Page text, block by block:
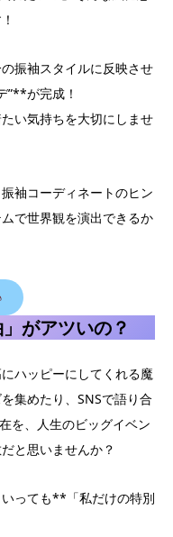
振袖スタイルに反映させ
”**が完成！
い気持ちを大切にしませ
袖コーディネートのヒン
で世界観を演出できるか
がアツいの？
ハッピーにしてくれる魔
集めたり、SNSで語り合
を、人生のビッグイベン
と思いませんか？
いっても**「私だけの特別